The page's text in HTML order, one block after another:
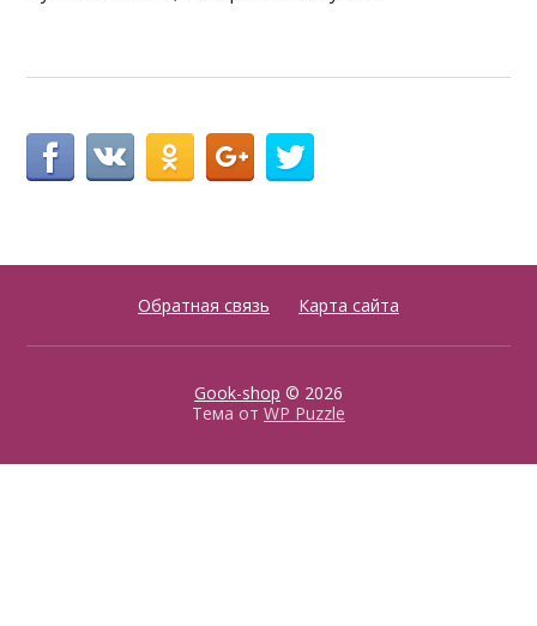
Обратная связь Карта сайта
Gook-shop © 2026
Тема от WP Puzzle